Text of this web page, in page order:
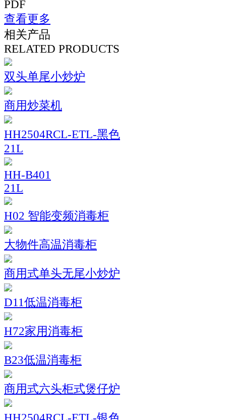
PDF
查看更多
相关产品
RELATED PRODUCTS
双头单尾小炒炉
商用炒菜机
HH2504RCL-ETL-黑色
21L
HH-B401
21L
H02 智能变频消毒柜
大物件高温消毒柜
商用式单头无尾小炒炉
D11低温消毒柜
H72家用消毒柜
B23低温消毒柜
商用式六头柜式煲仔炉